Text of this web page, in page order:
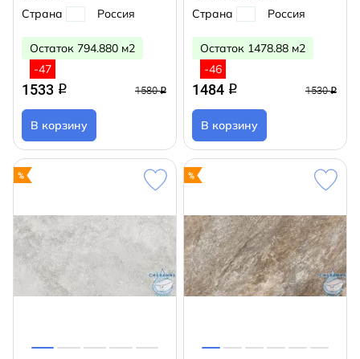
Страна
Россия
Остаток 794.880 м2
-47
1533 q 1580q
В корзину
Страна
Россия
Остаток 1478.88 м2
-46
1484 q 1530q
В корзину